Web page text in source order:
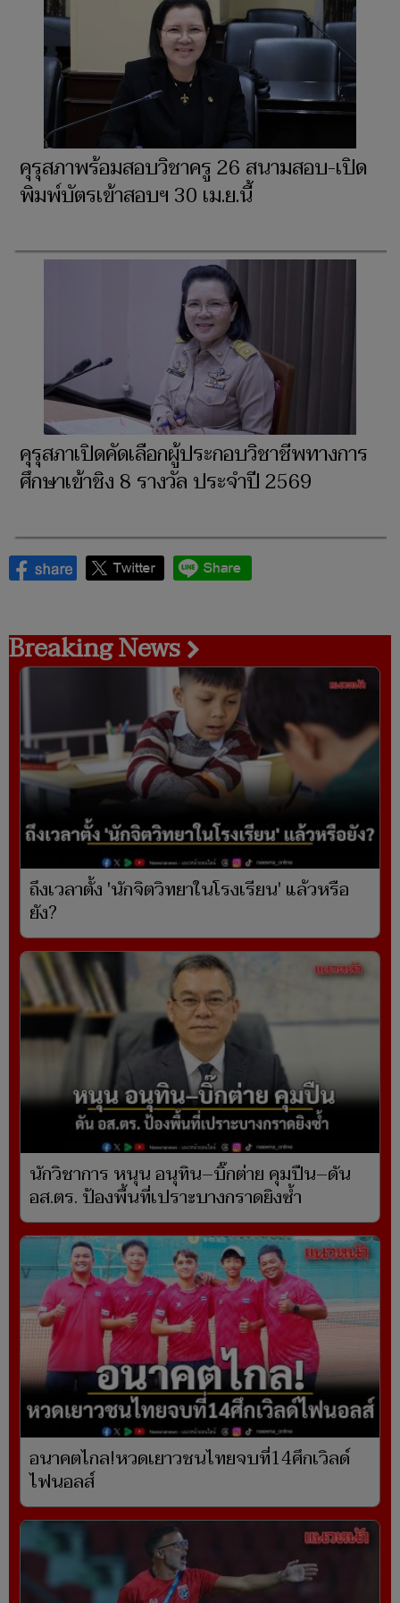
คุรุสภาพร้อมสอบวิชาครู 26 สนามสอบ-เปิด
พิมพ์บัตรเข้าสอบฯ 30 เม.ย.นี้
คุรุสภาเปิดคัดเลือกผู้ประกอบวิชาชีพทางการ
ศึกษาเข้าชิง 8 รางวัล ประจำปี 2569
Breaking News
ถึงเวลาตั้ง 'นักจิตวิทยาในโรงเรียน' แล้วหรือ
ยัง?
นักวิชาการ หนุน อนุทิน–บิ๊กต่าย คุมปืน–ดัน
อส.ตร. ป้องพื้นที่เปราะบางกราดยิงซ้ำ
อนาคตไกล!หวดเยาวชนไทยจบที่14ศึกเวิลด์
ไฟนอลส์